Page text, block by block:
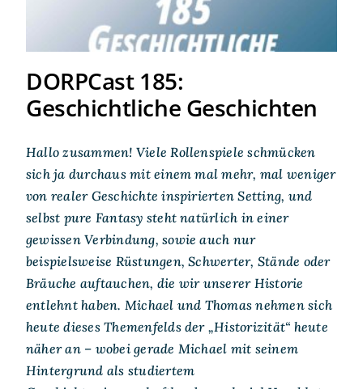
DORPCast 185:
Geschichtliche Geschichten
Hallo zusammen! Viele Rollenspiele schmücken
sich ja durchaus mit einem mal mehr, mal weniger
von realer Geschichte inspirierten Setting, und
selbst pure Fantasy steht natürlich in einer
gewissen Verbindung, sowie auch nur
beispielsweise Rüstungen, Schwerter, Stände oder
Bräuche auftauchen, die wir unserer Historie
entlehnt haben. Michael und Thomas nehmen sich
heute dieses Themenfelds der „Historizität“ heute
näher an – wobei gerade Michael mit seinem
Hintergrund als studiertem